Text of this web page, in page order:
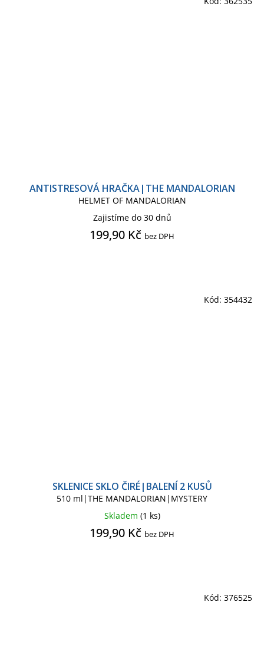
ANTISTRESOVÁ HRAČKA|THE MANDALORIAN
HELMET OF MANDALORIAN
Zajistíme do 30 dnů
199,90 Kč bez DPH
SKLENICE SKLO ČIRÉ|BALENÍ 2 KUSŮ
510 ml|THE MANDALORIAN|MYSTERY
Skladem (1 ks)
199,90 Kč bez DPH
Kód: 354432
Kód: 376525